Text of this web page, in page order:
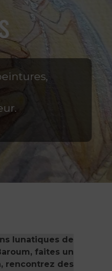
lunatiques de
faites un
rencontrez des